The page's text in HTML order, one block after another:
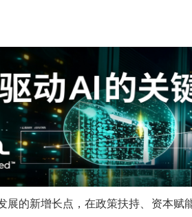
展的新增长点，在政策扶持、资本